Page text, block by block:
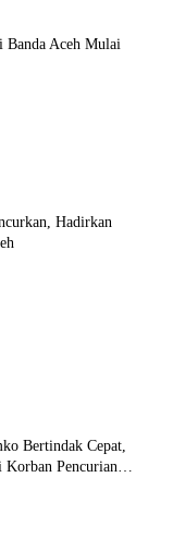
Banda Aceh Mulai
Hadirkan
Bertindak Cepat,
Korban Pencurian